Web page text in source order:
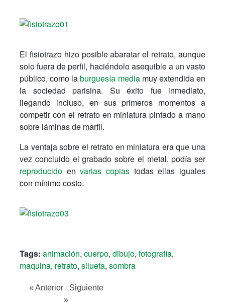
El fisiotrazo hizo posible abaratar el retrato, aunque
solo fuera de perfil, haciéndolo asequible a un vasto
público, como laburguesía mediamuy extendida en
la sociedad parisina. Su éxito fue inmediato,
llegando incluso, en sus primeros momentos a
competir con el retrato en miniatura pintado a mano
sobre láminas de marfil.
La ventaja sobre el retrato en miniatura era que una
vez concluido el grabado sobre el metal, podía ser
reproducido envarias copias todas ellas iguales
con mínimo costo.
Tags: animación, cuerpo, dibujo, fotografía,
maquina, retrato, silueta, sombra
« Anterior / Siguiente
»